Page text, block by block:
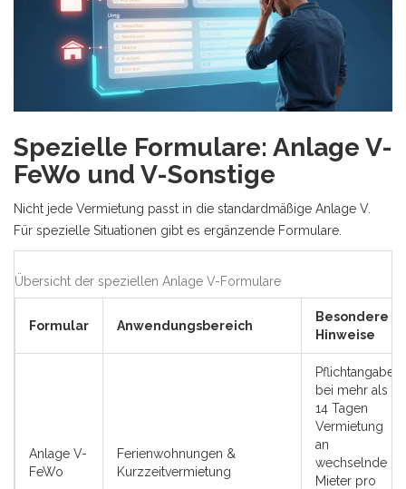
Spezielle Formulare: Anlage V-
FeWo und V-Sonstige
Nicht jede Vermietung passt in die standardmäßige Anlage V.
Für spezielle Situationen gibt es ergänzende Formulare.
Übersicht der speziellen Anlage V-Formulare
Formular Anwendungsbereich
Besondere
Hinweise
Anlage V-
FeWo
Ferienwohnungen &
Kurzzeitvermietung
Pflichtangabe
bei mehr als
14 Tagen
Vermietung
an
wechselnde
Mieter pro